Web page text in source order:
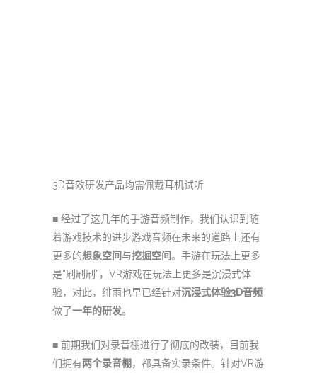
3D音效研发产品均需佩戴耳机试听
■ 经过了这几年的手游音频制作，我们认识到随
着游戏技术的进步游戏音频在未来的道路上还有
更多的想象空间与挖掘空间。手游在玩法上更多
是“刷刷刷”，VR游戏在玩法上更多是沉浸式体
验，对此，绯雨也早已经针对沉浸式体验3D音频
做了一年的研发。
■ 前期我们对录音棚进行了彻底的改装，目前我
们拥有两个录音棚 ，都具备实录条件。针对VR游